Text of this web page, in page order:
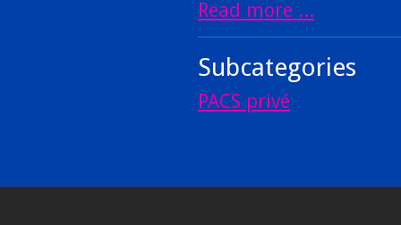
Read more ...
Subcategories
PACS privé